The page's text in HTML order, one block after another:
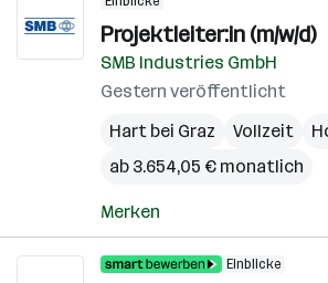
Projektleiter:in (m/w/d)
SMB Industries GmbH
Gestern veröffentlicht
Hart bei Graz
Vollzeit
ab 3.654,05 € monatlich
Merken
Einblicke